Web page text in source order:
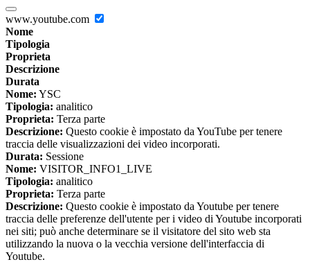
www.youtube.com
Nome
Tipologia
Proprieta
Descrizione
Durata
Nome: YSC
Tipologia: analitico
Proprieta: Terza parte
Descrizione: Questo cookie è impostato da YouTube per tenere
traccia delle visualizzazioni dei video incorporati.
Durata: Sessione
Nome: VISITOR_INFO1_LIVE
Tipologia: analitico
Proprieta: Terza parte
Descrizione: Questo cookie è impostato da Youtube per tenere
traccia delle preferenze dell'utente per i video di Youtube incorporati
nei siti; può anche determinare se il visitatore del sito web sta
utilizzando la nuova o la vecchia versione dell'interfaccia di
Youtube.